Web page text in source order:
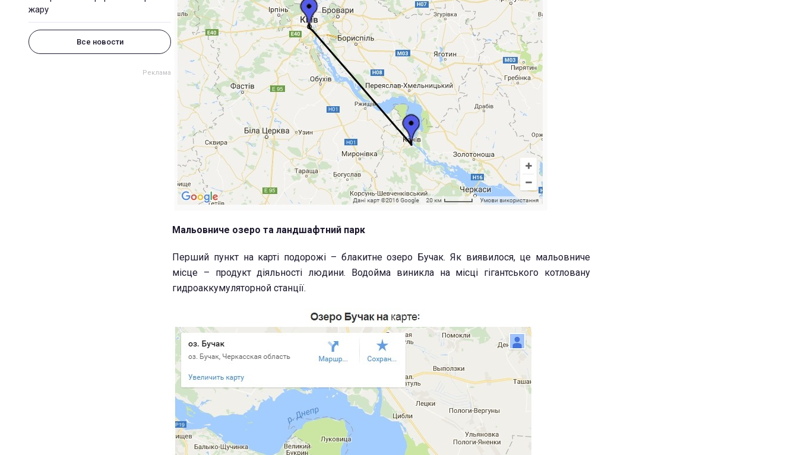
жару
Все новости
Мальовниче озеро та ландшафтний парк
Перший пункт на карті подорожі – блакитне озеро Бучак. Як виявилося, це мальовниче
місце – продукт діяльності людини. Водойма виникла на місці гігантського котловану
гидроаккумуляторной станції.